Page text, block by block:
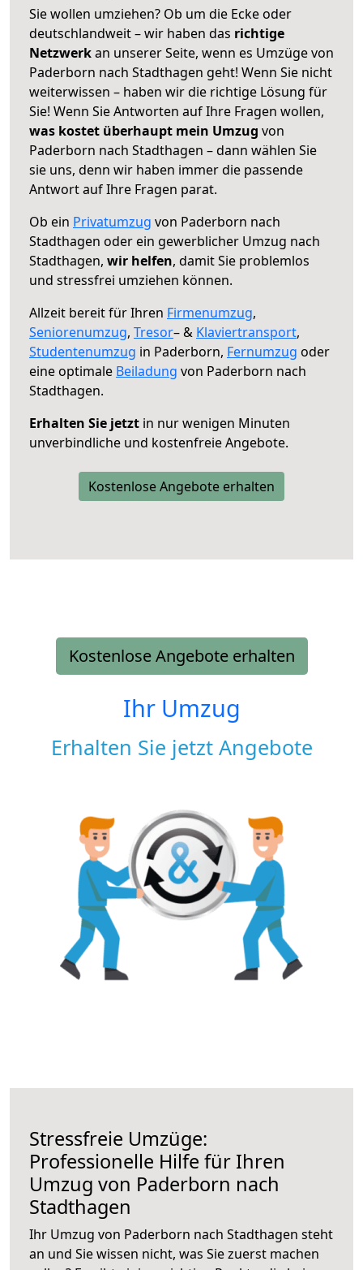
Sie wollen umziehen? Ob um die Ecke oder
deutschlandweit – wir haben das richtige
Netzwerkan unserer Seite, wenn es Umzüge von
Paderborn nach Stadthagen geht! Wenn Sie nicht
weiterwissen – haben wir die richtige Lösung für
Sie! Wenn Sie Antworten auf Ihre Fragen wollen,
was kostet überhaupt mein Umzug von
Paderborn nach Stadthagen – dann wählen Sie
sie uns, denn wir haben immer die passende
Antwort auf Ihre Fragen parat.
Ob ein Privatumzug von Paderborn nach
Stadthagen oder ein gewerblicher Umzug nach
Stadthagen, wir helfen, damit Sie problemlos
und stressfrei umziehen können.
Allzeit bereit für Ihren Firmenumzug,
Seniorenumzug, Tresor– & Klaviertransport,
Studentenumzug in Paderborn, Fernumzug oder
eine optimale Beiladung von Paderborn nach
Stadthagen.
Erhalten Sie jetzt in nur wenigen Minuten
unverbindliche und kostenfreie Angebote.
Kostenlose Angebote erhalten
Kostenlose Angebote erhalten
Ihr Umzug
Erhalten Sie jetzt Angebote
Stressfreie Umzüge:
Professionelle Hilfe für Ihren
Umzug von Paderborn nach
Stadthagen
Ihr Umzug von Paderborn nach Stadthagen steht
an und Sie wissen nicht, was Sie zuerst machen